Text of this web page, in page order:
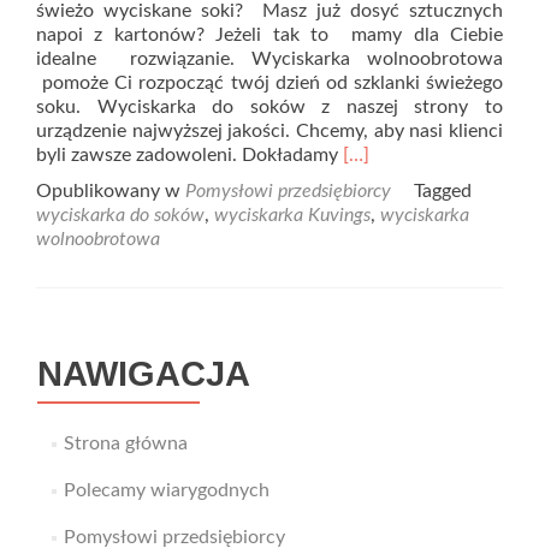
świeżo wyciskane soki? Masz już dosyć sztucznych
napoi z kartonów? Jeżeli tak to mamy dla Ciebie
idealne rozwiązanie. Wyciskarka wolnoobrotowa
pomoże Ci rozpocząć twój dzień od szklanki świeżego
soku. Wyciskarka do soków z naszej strony to
urządzenie najwyższej jakości. Chcemy, aby nasi klienci
byli zawsze zadowoleni. Dokładamy Read
about
Pij
[…]
Opublikowany w Pomysłowi przedsiębiorcy
Tagged
wyciskarka do soków, wyciskarka Kuvings, wyciskarka
wolnoobrotowa
NAWIGACJA
Strona główna
Polecamy wiarygodnych
Pomysłowi przedsiębiorcy